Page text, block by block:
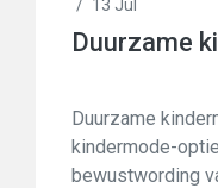
/ 13 Jul
Duurzame
Duurzame
kindermode-
bewustwording